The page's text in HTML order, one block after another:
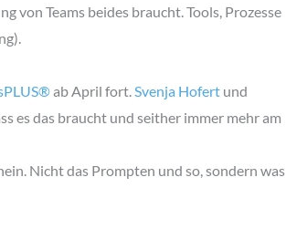
von Teams beides braucht. Tools, Prozesse
ab April fort.Svenja Hofertund
es das braucht und seither immer mehr am
Nicht das Prompten und so, sondern was